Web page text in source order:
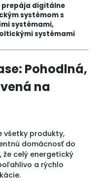
prepája digitálne
systémom s
systémami,
systémami
Pohodlná,
na
všetky produkty,
domácnosť do
že celý energetický
a rýchlo